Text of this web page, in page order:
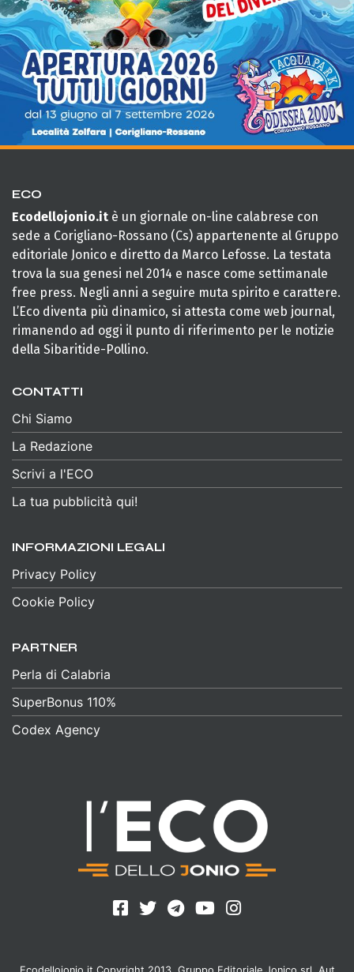
ECO
Ecodellojonio.it è un giornale on-line calabrese con
sede a Corigliano-Rossano (Cs) appartenente al Gruppo
editoriale Jonico e diretto da Marco Lefosse. La testata
trova la sua genesi nel 2014 e nasce come settimanale
free press. Negli anni a seguire muta spirito e carattere.
L’Eco diventa più dinamico, si attesta come web journal,
rimanendo ad oggi il punto di riferimento per le notizie
della Sibaritide-Pollino.
CONTATTI
Chi Siamo
La Redazione
Scrivi a l'ECO
La tua pubblicità qui!
INFORMAZIONI LEGALI
Privacy Policy
Cookie Policy
PARTNER
Perla di Calabria
SuperBonus 110%
Codex Agency